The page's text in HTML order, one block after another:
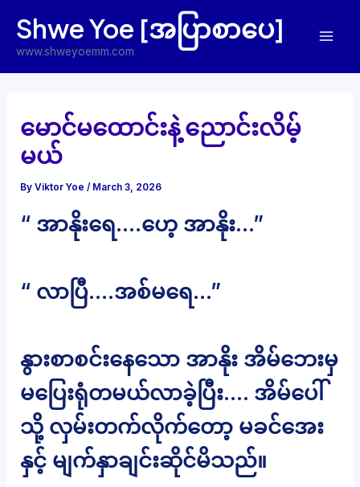
content
Shwe Yoe [အပြာစာပေ]
www.shweyoemm.com
မောင်မထောင်းနဲ့ ညောင်းလိမ့်
မယ်
ByViktor Yoe/ March 3, 2026
“ အာနိုးရေ….ဟေ့ အာနိုး…”
“ လာပြီ….အစ်မရေ…”
နွားစာစင်းနေသော အာနိုး အိမ်ဘေးမှ
မပြေးရုံတမယ်လာခဲ့ပြီး…. အိမ်ပေါ်
သို့ လှမ်းတက်လိုက်တော့ မခင်အေး
နှင့် မျက်နှာချင်းဆိုင်မိသည်။